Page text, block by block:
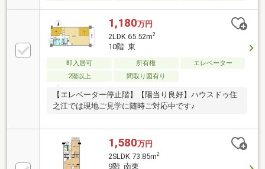
1,180万円
2LDK 65.52m2
10階 東
即入居可 所有権
エレベーター
2階以上
間取り図有り
【エレベーター停止階】【陽当り良好】ハウスドゥ住
之江では現地ご見学に随時ご対応中です♪
1,580万円
2SLDK 73.85m2
9階 南東